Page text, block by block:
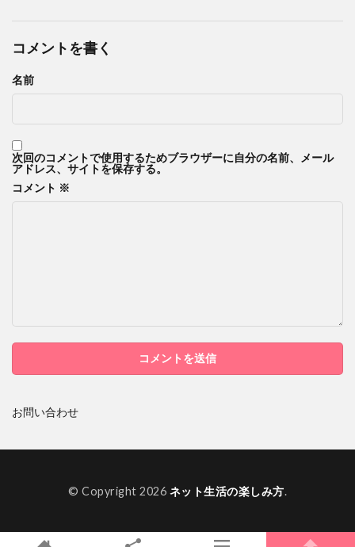
コメントを書く
名前
次回のコメントで使用するためブラウザーに自分の名前、メール
アドレス、サイトを保存する。
コメント ※
お問い合わせ
© Copyright 2026 ネット生活の楽しみ方.